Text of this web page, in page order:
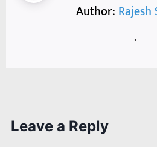
Author:
.
Leave a Reply